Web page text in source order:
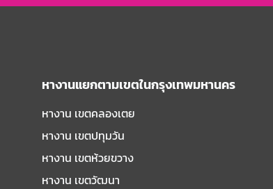
หางานแยกตามเขตในกรุงเทพมหานคร
หางาน เขตคลองเตย
หางาน เขตปทุมวัน
หางาน เขตห้วยขวาง
หางาน เขตวัฒนา